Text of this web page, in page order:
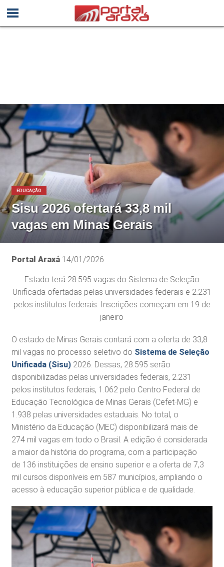
EDUCAÇÃO
Sisu 2026 ofertará 33,8 mil
vagas em Minas Gerais
Portal Araxá 14/01/2026
Estado terá 28.595 vagas do Sistema de Seleção
Unificada ofertadas pelas universidades federais e 2.231
pelos institutos federais. Inscrições começam em 19 de
janeiro
O estado de Minas Gerais contará com a oferta de 33,8
mil vagas no processo seletivo do Sistema de Seleção
Unificada (Sisu)2026. Dessas, 28.595 serão
disponibilizadas pelas universidades federais, 2.231
pelos institutos federais, 1.062 pelo Centro Federal de
Educação Tecnológica de Minas Gerais (Cefet-MG) e
1.938 pelas universidades estaduais. No total, o
Ministério da Educação (MEC) disponibilizará mais de
274 mil vagas em todo o Brasil. A edição é considerada
a maior da história do programa, com a participação
de 136 instituições de ensino superior e a oferta de 7,3
mil cursos disponíveis em 587 municípios, ampliando o
acesso à educação superior pública e de qualidade.